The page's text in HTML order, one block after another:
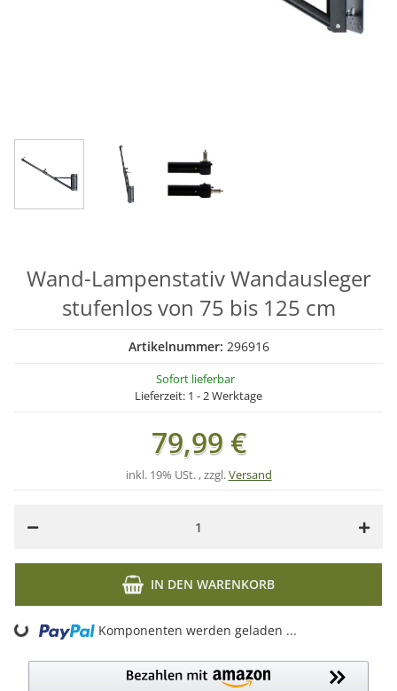
Wand-Lampenstativ Wandausleger
stufenlos von 75 bis 125 cm
Artikelnummer: 296916
Sofort lieferbar
Lieferzeit: 1 - 2 Werktage
79,99 €
inkl. 19% USt. , zzgl.Versand
IN DEN WARENKORB
Loading... Komponenten werden geladen ...